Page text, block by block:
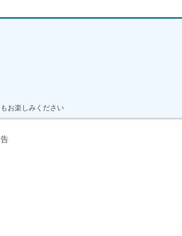
お楽しみください